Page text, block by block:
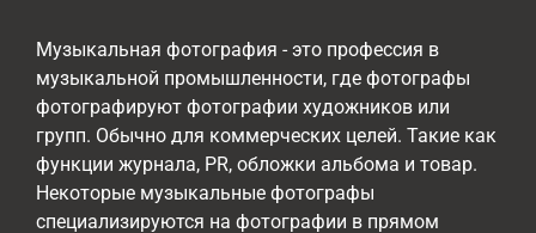
Музыкальная фотография - это профессия в
музыкальной промышленности, где фотографы
фотографируют фотографии художников или
групп. Обычно для коммерческих целей. Такие как
функции журнала, PR, обложки альбома и товар.
Некоторые музыкальные фотографы
специализируются на фотографии в прямом